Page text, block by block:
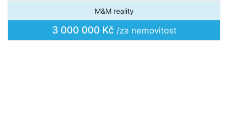
M&M reality
3 000 000 Kč /za nemovitost